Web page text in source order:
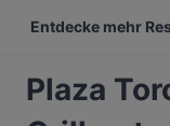
Entdecke mehr
Plaza